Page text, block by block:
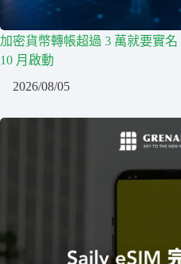
加密貨幣轉帳超過 3 萬就要實名
10 月啟動
2026/08/05